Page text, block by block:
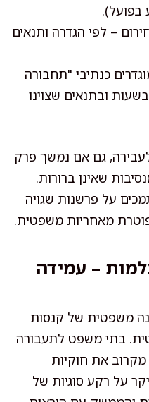
בפועל).
– לפי הגדרה ותנאים
כנתיבי "תחבורה
ובתנאים שצוינו
גם אם נמשך פרק
שאינן ברורות.
על פרשנות שגויה
מאחריות משפטית.
– עמידה
משפטית של קנסות
בתי משפט לתעבורה
מקרוב את חוקיות
על רקע סוגיות של